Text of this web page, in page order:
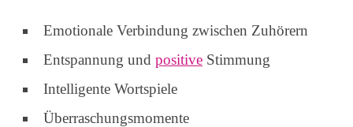
Emotionale Verbindung zwischen Zuhörern
Entspannung und positive Stimmung
Intelligente Wortspiele
Überraschungsmomente